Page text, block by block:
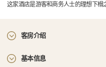
这家酒店是游客和商务人士的理想下榻
客房介绍
基本信息